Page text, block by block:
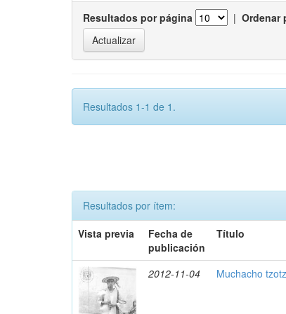
Resultados por página | Ordenar
Resultados 1-1 de 1.
Resultados por ítem:
Vista previa
Fecha de
publicación
Título
2012-11-04 Muchacho